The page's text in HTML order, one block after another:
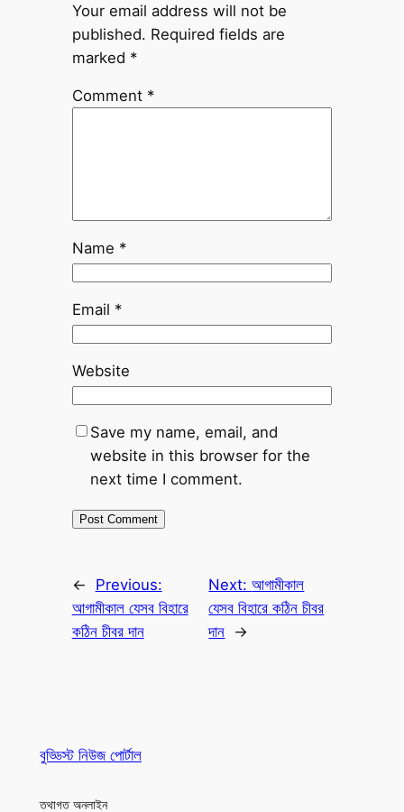
Your email address will not be
published. Required fields are
marked *
Comment *
Name *
Email *
Website
Save my name, email, and
website in this browser for the
next time I comment.
←
Previous:
আগামীকাল যেসব বিহারে
কঠিন চীবর দান
Next:আগামীকাল
যেসব বিহারে কঠিন চীবর
দান →
বুড্ডিস্ট নিউজ পোর্টাল
তথাগত অনলাইন